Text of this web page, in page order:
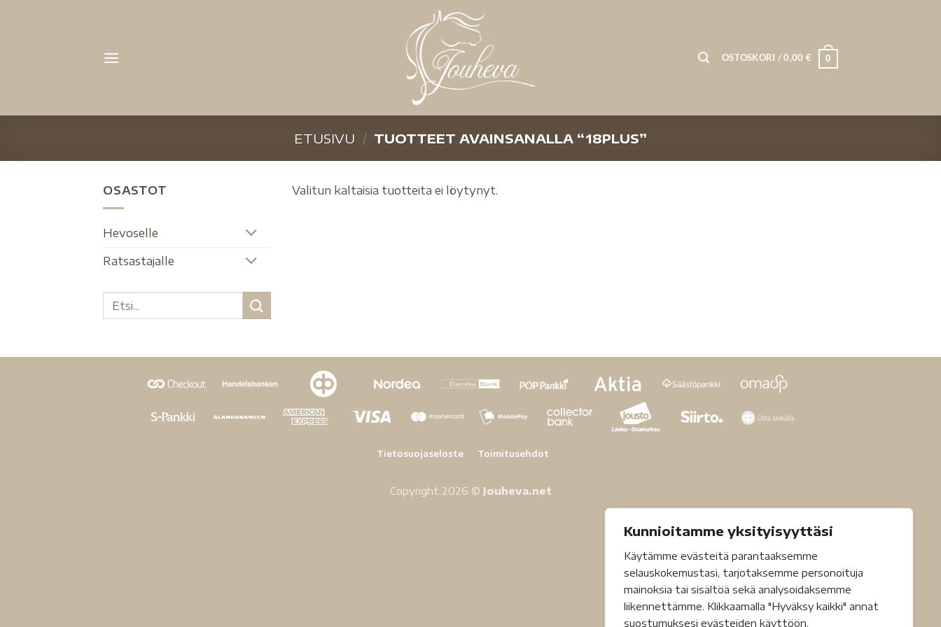
Kunnioitamme yksityisyyttäsi
Käytämme evästeitä parantaaksemme
selauskokemustasi, tarjotaksemme personoituja
mainoksia tai sisältöä sekä analysoidaksemme
liikennettämme. Klikkaamalla "Hyväksy kaikki" annat
suostumuksesi evästeiden käyttöön.
OSTOSKORI /0,00 € 0
ETUSIVU / TUOTTEET AVAINSANALLA “18PLUS”
OSASTOT
Hevoselle
Ratsastajalle
Valitun kaltaisia tuotteita ei löytynyt.
Tietosuojaseloste Toimitusehdot
Copyright 2026 © Jouheva.net